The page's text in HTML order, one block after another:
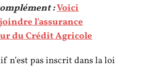
:Voici
l'assurance
du Crédit Agricole
n’est pas inscrit dans la loi